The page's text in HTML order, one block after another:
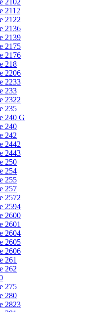
2102
2112
2122
2136
2139
2175
2176
218
2206
2233
233
2322
235
240 G
240
242
2442
2443
250
254
255
257
2572
2594
2600
2601
2604
2605
2606
261
262
275
280
2823